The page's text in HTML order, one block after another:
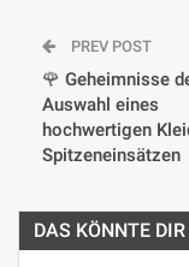
PREV POST
🌹 Geheimnisse
Auswahl eines
hochwertigen
Spitzeneinsätzen
DAS KÖNNTE